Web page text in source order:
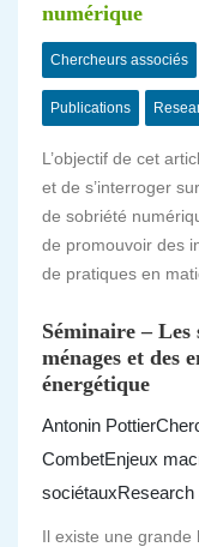
numérique
Chercheurs associés
Publications
L’objectif de cet
et de s’interroger
de sobriété
de promouvoir des
de pratiques en
Séminaire – Les
ménages et des
énergétique
Antonin Pottier
CombetEnjeux
sociétauxResearch
Il existe une grande